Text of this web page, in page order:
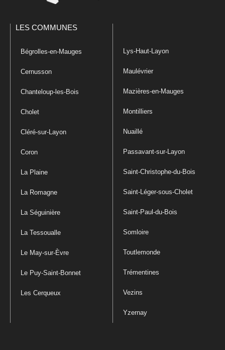
LES COMMUNES
Bégrolles-en-Mauges
Cernusson
Chanteloup-les-Bois
Cholet
Cléré-sur-Layon
Coron
La Plaine
La Romagne
La Séguinière
La Tessoualle
Le May-sur-Èvre
Le Puy-Saint-Bonnet
Les Cerqueux
Lys-Haut-Layon
Maulévrier
Mazières-en-Mauges
Montilliers
Nuaillé
Passavant-sur-Layon
Saint-Christophe-du-Bois
Saint-Léger-sous-Cholet
Saint-Paul-du-Bois
Somloire
Toutlemonde
Trémentines
Vezins
Yzernay